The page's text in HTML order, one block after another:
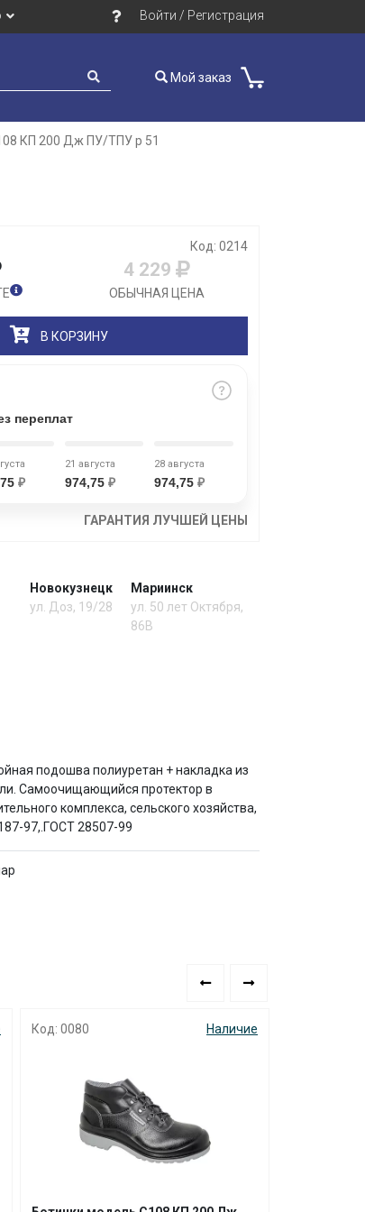
Войти / Регистрация
Мой заказ
КП 200 Дж ПУ/ТПУ р 51
Код: 0214
4 229
ОБЫЧНАЯ ЦЕНА
В КОРЗИНУ
переплат
₽
21 августа
974,75 ₽
28 августа
974,75₽
ГАРАНТИЯ ЛУЧШЕЙ ЦЕНЫ
Новокузнецк
ул. Доз, 19/28
Мариинск
ул. 50 лет Октября,
86В
подошва полиуретан + накладка из
Самоочищающийся протектор в
комплекса, сельского хозяйства,
97,.ГОСТ 28507-99
Код: 0080 Наличие